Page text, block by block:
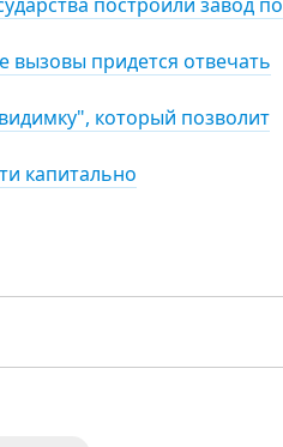
вызовы придется отвечать
который позволит
капитально